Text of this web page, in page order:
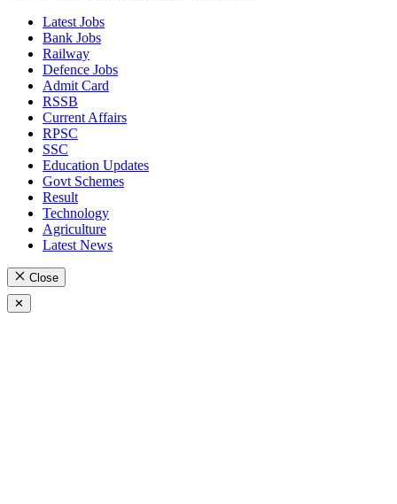
Latest Jobs
Bank Jobs
Railway
Defence Jobs
Admit Card
RSSB
Current Affairs
RPSC
SSC
Education Updates
Govt Schemes
Result
Technology
Agriculture
Latest News
Close
✕